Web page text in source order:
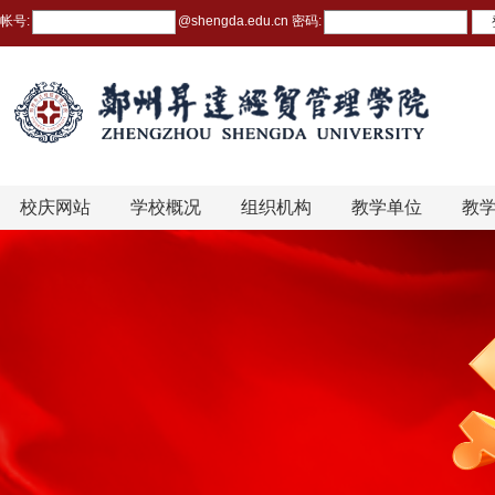
帐号: @shengda.edu.cn 密码:
校庆网站 学校概况 组织机构 教学单位 教